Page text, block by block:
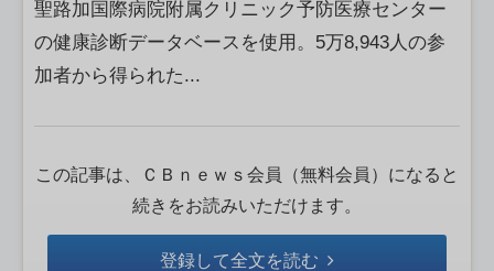
聖路加国際病院附属クリニック予防医療センター
の健康診断データベースを使用。5万8,943人の参
加者から得られた...
この記事は、ＣＢｎｅｗｓ会員（無料会員）になると
続きをお読みいただけます。
登録して全文を読む